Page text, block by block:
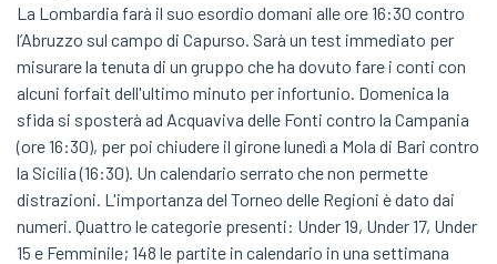
​La Lombardia farà il suo esordio domani alle ore 16:30 contro
l’Abruzzo sul campo di Capurso. Sarà un test immediato per
misurare la tenuta di un gruppo che ha dovuto fare i conti con
alcuni forfait dell'ultimo minuto per infortunio. ​Domenica la
sfida si sposterà ad Acquaviva delle Fonti contro la Campania
(ore 16:30), per poi chiudere il girone lunedì a Mola di Bari contro
la Sicilia (16:30). Un calendario serrato che non permette
distrazioni. L'importanza del Torneo delle Regioni è dato dai
numeri. Quattro le categorie presenti: Under 19, Under 17, Under
15 e Femminile; 148 le partite in calendario in una settimana